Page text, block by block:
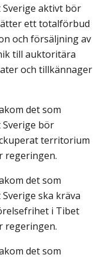
aktivt bör
ett totalförbud
och försäljning av
till auktoritära
och tillkännager
det som
bör
territorium
regeringen.
det som
ska kräva
i Tibet
regeringen.
det som